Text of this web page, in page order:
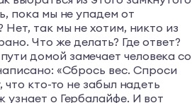
пока мы не упадем от
Нет, так мы не хотим, никто из
Что же делать? Где ответ?
домой замечает человека со
«Сбрось вес. Спроси
что кто-то не забыл надеть
о Гербалайфе. И вот